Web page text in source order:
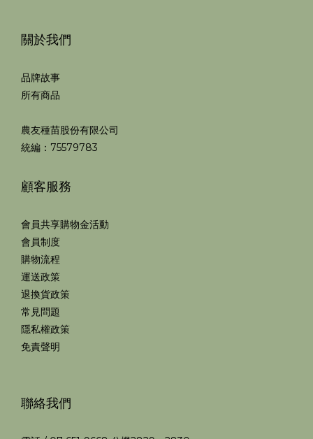
關於我們
品牌故事
所有商品
農友種苗股份有限公司
統編：75579783
顧客服務
會員共享購物金活動
會員制度
購物流程
運送政策
退換貨政策
常見問題
隱私權政策
免責聲明
聯絡我們